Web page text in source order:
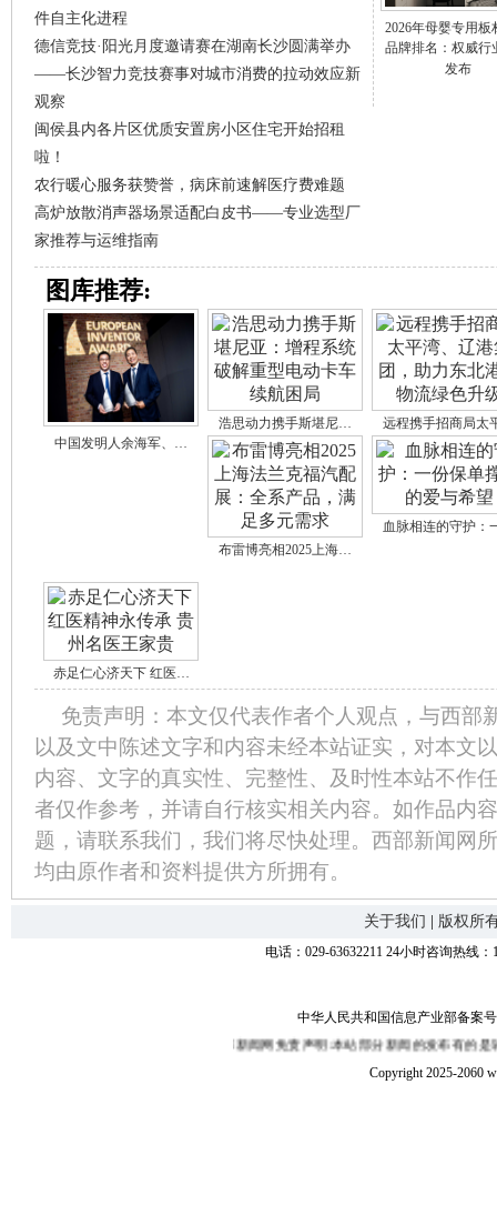
件自主化进程
德信竞技·阳光月度邀请赛在湖南长沙圆满举办
——长沙智力竞技赛事对城市消费的拉动效应新
观察
闽侯县内各片区优质安置房小区住宅开始招租
啦！
农行暖心服务获赞誉，病床前速解医疗费难题
高炉放散消声器场景适配白皮书——专业选型厂
家推荐与运维指南
2026年母婴专用板
品牌排名：权威行
发布
图库推荐:
中国发明人余海军、…
浩思动力携手斯堪尼… 远程携手招商局太
布雷博亮相2025上海…
血脉相连的守护：
赤足仁心济天下 红医…
免责声明：本文仅代表作者个人观点，与西部
以及文中陈述文字和内容未经本站证实，对本文
内容、文字的真实性、完整性、及时性本站不作
者仅作参考，并请自行核实相关内容。如作品内
题，请联系我们，我们将尽快处理。西部新闻网
均由原作者和资料提供方所拥有。
关于我们 版权所
电话：029-63632211 24小时咨询热线
中华人民共和国信息产业部备案
西部新闻网免责声明:本站部分新闻的发布有的是转
Copyright 2025-2060